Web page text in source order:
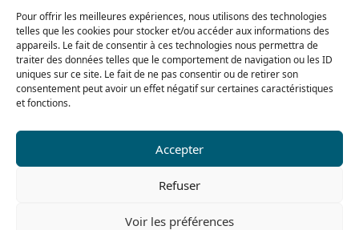
Pour offrir les meilleures expériences, nous utilisons des technologies
telles que les cookies pour stocker et/ou accéder aux informations des
appareils. Le fait de consentir à ces technologies nous permettra de
traiter des données telles que le comportement de navigation ou les ID
uniques sur ce site. Le fait de ne pas consentir ou de retirer son
consentement peut avoir un effet négatif sur certaines caractéristiques
et fonctions.
Accepter
Refuser
Voir les préférences
On friday
From 8h to 12h30 and from 13h30 to 16h
Our range for particulars